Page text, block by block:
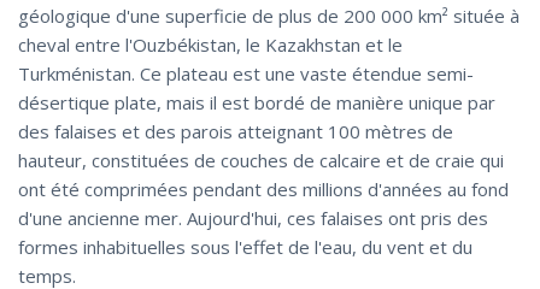
géologique d'une superficie de plus de 200 000 km² située à
cheval entre l'Ouzbékistan, le Kazakhstan et le
Turkménistan. Ce plateau est une vaste étendue semi-
désertique plate, mais il est bordé de manière unique par
des falaises et des parois atteignant 100 mètres de
hauteur, constituées de couches de calcaire et de craie qui
ont été comprimées pendant des millions d'années au fond
d'une ancienne mer. Aujourd'hui, ces falaises ont pris des
formes inhabituelles sous l'effet de l'eau, du vent et du
temps.